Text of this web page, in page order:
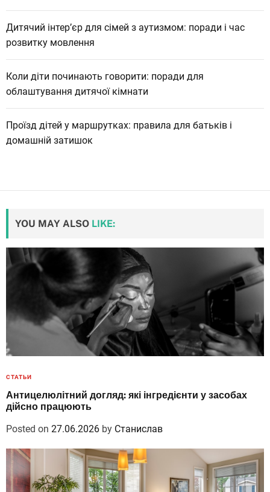
Дитячий інтер’єр для сімей з аутизмом: поради і час
розвитку мовлення
Коли діти починають говорити: поради для
облаштування дитячої кімнати
Проїзд дітей у маршрутках: правила для батьків і
домашній затишок
YOU MAY ALSO LIKE:
СТАТЬИ
Антицелюлітний догляд: які інгредієнти у засобах
дійсно працюють
Posted on 27.06.2026 by Станислав